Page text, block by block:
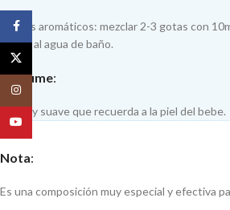
-Baños aromáticos: mezclar 2-3 gotas con
añadir al agua de baño.
Perfume:
Dulce y suave que recuerda a la piel del bebe.
Nota:
Es una composición muy especial y efectiva
Facebook
YouTube